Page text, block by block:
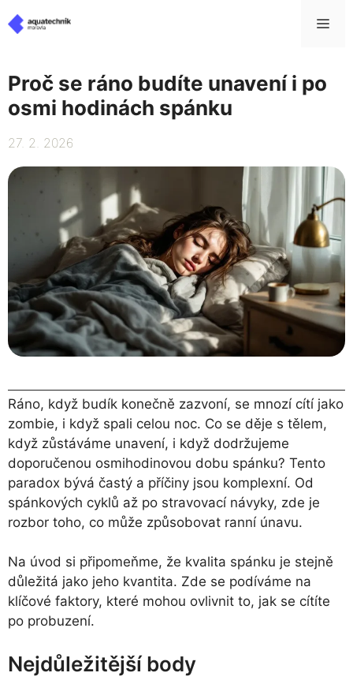
na
Proč se ráno budíte unavení i po
osmi hodinách spánku
27. 2. 2026
Ráno, když budík konečně zazvoní, se mnozí cítí jako
zombie, i když spali celou noc. Co se děje s tělem,
když zůstáváme unavení, i když dodržujeme
doporučenou osmihodinovou dobu spánku? Tento
paradox bývá častý a příčiny jsou komplexní. Od
spánkových cyklů až po stravovací návyky, zde je
rozbor toho, co může způsobovat ranní únavu.
Na úvod si připomeňme, že kvalita spánku je stejně
důležitá jako jeho kvantita. Zde se podíváme na
klíčové faktory, které mohou ovlivnit to, jak se cítíte
po probuzení.
Nejdůležitější body